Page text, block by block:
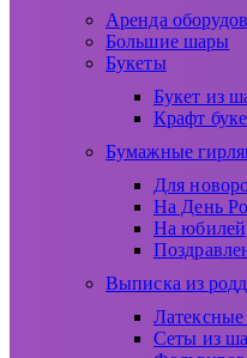
Аренда
Большие шары
Букеты
Букет из
Крафт
Бумажные
Для
На День
На юбилей
Выписка из
Сеты из